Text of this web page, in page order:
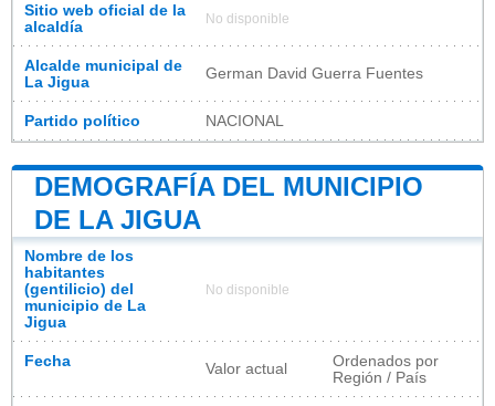
Sitio web oficial de la
alcaldía
No disponible
Alcalde municipal de
La Jigua
German David Guerra Fuentes
Partido político NACIONAL
DEMOGRAFÍA DEL MUNICIPIO
DE LA JIGUA
Nombre de los
habitantes
(gentilicio) del
municipio de La
Jigua
No disponible
Fecha Valor actual
Ordenados por
Región / País